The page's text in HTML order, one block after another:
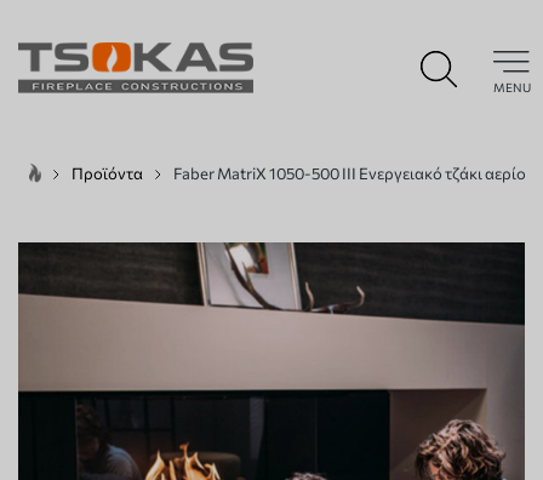
MENU
Προϊόντα Faber MatriX 1050-500 III Ενεργειακό τζάκι αερίου